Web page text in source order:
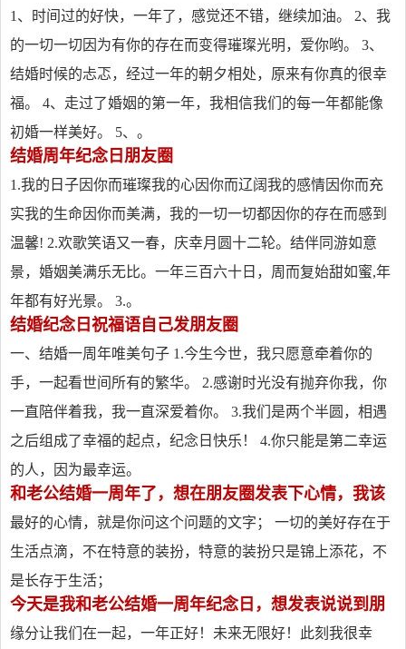
1、时间过的好快，一年了，感觉还不错，继续加油。 2、我
的一切一切因为有你的存在而变得璀璨光明，爱你哟。 3、
结婚时候的忐忑，经过一年的朝夕相处，原来有你真的很幸
福。 4、走过了婚姻的第一年，我相信我们的每一年都能像
初婚一样美好。 5、。
结婚周年纪念日朋友圈
1.我的日子因你而璀璨我的心因你而辽阔我的感情因你而充
实我的生命因你而美满，我的一切一切都因你的存在而感到
温馨! 2.欢歌笑语又一春，庆幸月圆十二轮。结伴同游如意
景，婚姻美满乐无比。一年三百六十日，周而复始甜如蜜,年
年都有好光景。 3.。
结婚纪念日祝福语自己发朋友圈
一、结婚一周年唯美句子 1.今生今世，我只愿意牵着你的
手，一起看世间所有的繁华。 2.感谢时光没有抛弃你我，你
一直陪伴着我，我一直深爱着你。 3.我们是两个半圆，相遇
之后组成了幸福的起点，纪念日快乐！ 4.你只能是第二幸运
的人，因为最幸运。
和老公结婚一周年了，想在朋友圈发表下心情，我该
最好的心情，就是你问这个问题的文字； 一切的美好存在于
生活点滴，不在特意的装扮，特意的装扮只是锦上添花，不
是长存于生活；
今天是我和老公结婚一周年纪念日，想发表说说到朋
缘分让我们在一起，一年正好！未来无限好！此刻我很幸